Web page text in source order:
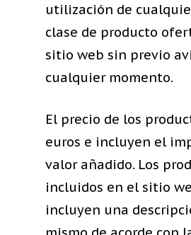
utilización de
clase de producto
sitio web sin previo
cualquier momento.
El precio de los
euros e incluyen el
valor añadido. Los
incluidos en el sitio
incluyen una